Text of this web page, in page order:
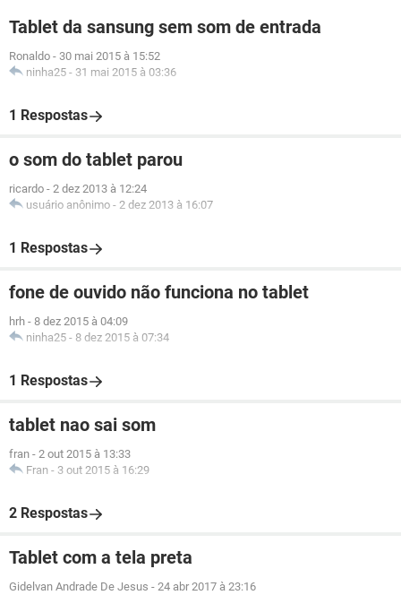
Tablet da sansung sem som de entrada
Ronaldo - 30 mai 2015 à 15:52
ninha25 - 31 mai 2015 à 03:36
1 Respostas
o som do tablet parou
ricardo - 2 dez 2013 à 12:24
usuário anônimo - 2 dez 2013 à 16:07
1 Respostas
fone de ouvido não funciona no tablet
hrh - 8 dez 2015 à 04:09
ninha25 - 8 dez 2015 à 07:34
1 Respostas
tablet nao sai som
fran - 2 out 2015 à 13:33
Fran - 3 out 2015 à 16:29
2 Respostas
Tablet com a tela preta
Gidelvan Andrade De Jesus - 24 abr 2017 à 23:16